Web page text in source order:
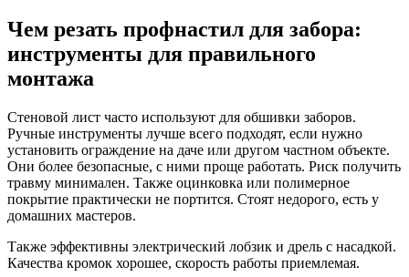
Чем резать профнастил для забора:
инструменты для правильного
монтажа
Стеновой лист часто используют для обшивки заборов.
Ручные инструменты лучше всего подходят, если нужно
установить ограждение на даче или другом частном объекте.
Они более безопасные, с ними проще работать. Риск получить
травму минимален. Также оцинковка или полимерное
покрытие практически не портится. Стоят недорого, есть у
домашних мастеров.
Также эффективны электрический лобзик и дрель с насадкой.
Качества кромок хорошее, скорость работы приемлемая.